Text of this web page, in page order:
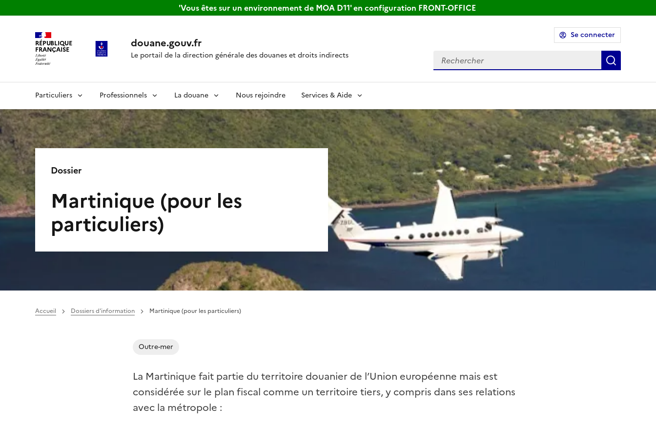
'Vous êtes sur un environnement de MOA D11' en configuration FRONT-OFFICE
RÉPUBLIQUE
FRANÇAISE douane.gouv.fr
Le portail de la direction générale des douanes et droits indirects
Se connecter
Rechercher
Particuliers Professionnels La douane Nous rejoindre Services & Aide
Dossier
Martinique (pour les
particuliers)
Accueil Dossiers d'information Martinique (pour les particuliers)
Outre-mer
La Martinique fait partie du territoire douanier de l’Union européenne mais est
considérée sur le plan fiscal comme un territoire tiers, y compris dans ses relations
avec la métropole :